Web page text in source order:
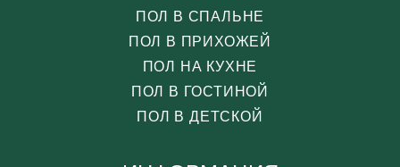
ПОЛ В СПАЛЬНЕ
ПОЛ В ПРИХОЖЕЙ
ПОЛ НА КУХНЕ
ПОЛ В ГОСТИНОЙ
ПОЛ В ДЕТСКОЙ